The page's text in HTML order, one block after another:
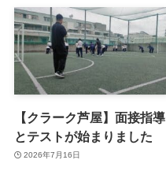
【クラーク芦屋】面接指導
とテストが始まりました
2026年7月16日